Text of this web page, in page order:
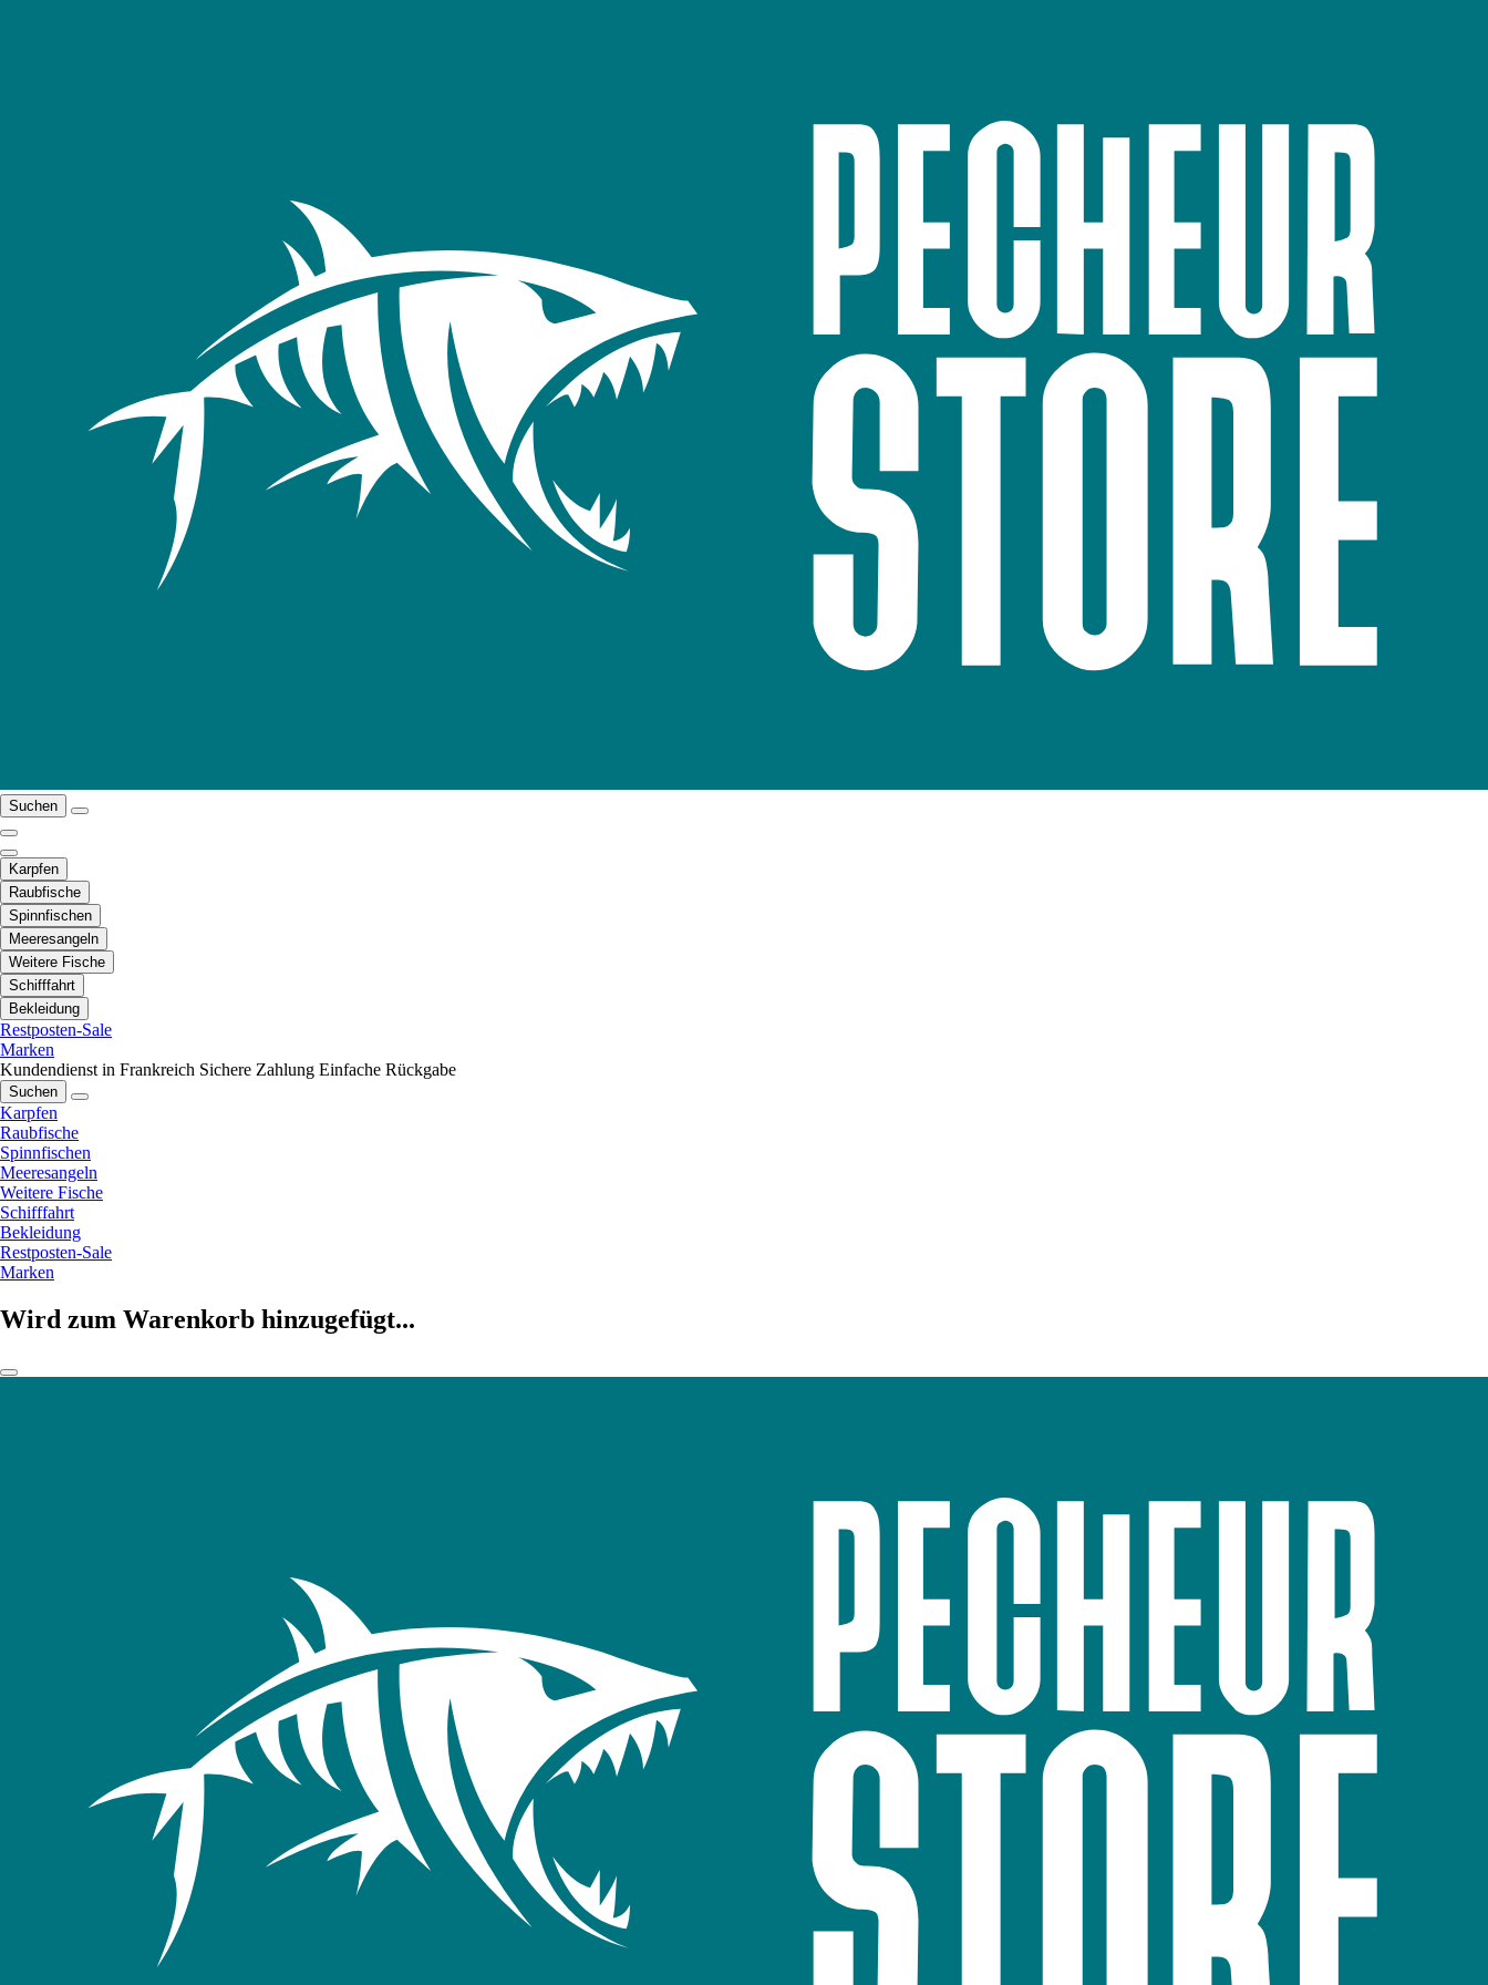
Suchen
Karpfen
Raubfische
Spinnfischen
Meeresangeln
Weitere Fische
Schifffahrt
Bekleidung
Restposten-Sale
Marken
Kundendienst in Frankreich Sichere Zahlung Einfache Rückgabe
Suchen
Karpfen
Raubfische
Spinnfischen
Meeresangeln
Weitere Fische
Schifffahrt
Bekleidung
Restposten-Sale
Marken
Wird zum Warenkorb hinzugefügt...